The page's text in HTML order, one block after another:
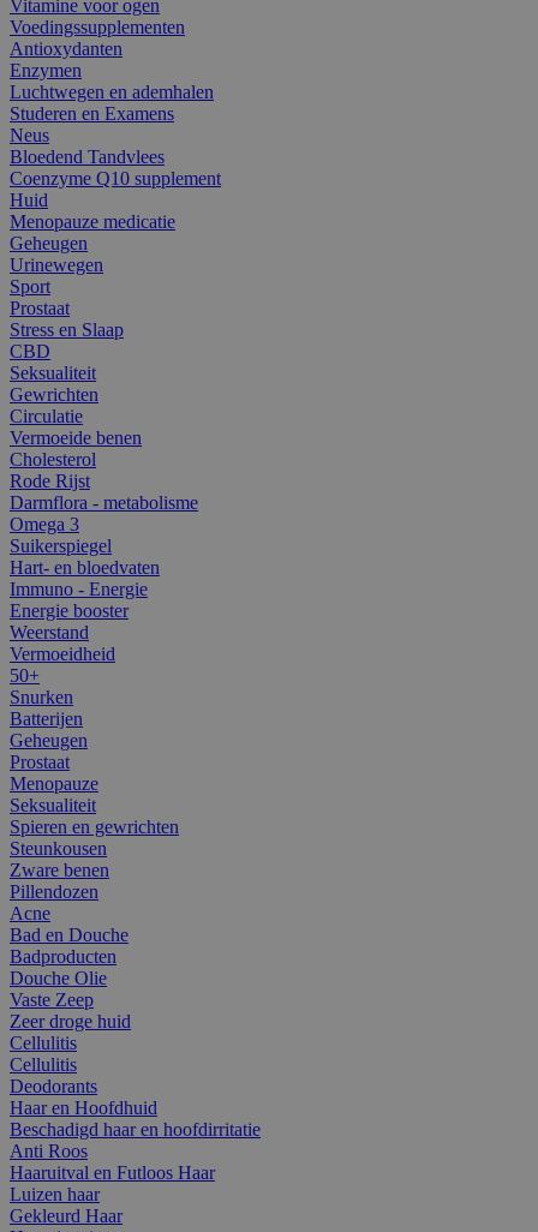
Vitamine voor ogen
Voedingssupplementen
Antioxydanten
Enzymen
Luchtwegen en ademhalen
Studeren en Examens
Neus
Bloedend Tandvlees
Coenzyme Q10 supplement
Huid
Menopauze medicatie
Geheugen
Urinewegen
Sport
Prostaat
Stress en Slaap
CBD
Seksualiteit
Gewrichten
Circulatie
Vermoeide benen
Cholesterol
Rode Rijst
Darmflora - metabolisme
Omega 3
Suikerspiegel
Hart- en bloedvaten
Immuno - Energie
Energie booster
Weerstand
Vermoeidheid
50+
Snurken
Batterijen
Geheugen
Prostaat
Menopauze
Seksualiteit
Spieren en gewrichten
Steunkousen
Zware benen
Pillendozen
Acne
Bad en Douche
Badproducten
Douche Olie
Vaste Zeep
Zeer droge huid
Cellulitis
Cellulitis
Deodorants
Haar en Hoofdhuid
Beschadigd haar en hoofdirritatie
Anti Roos
Haaruitval en Futloos Haar
Luizen haar
Gekleurd Haar